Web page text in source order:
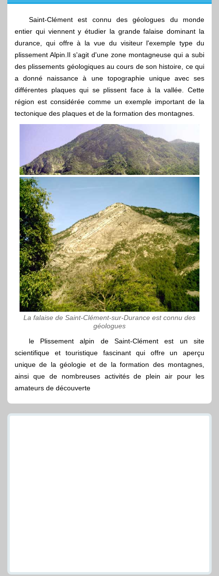
Saint-Clément est connu des géologues du monde
entier qui viennent y étudier la grande falaise dominant la
durance, qui offre à la vue du visiteur l'exemple type du
plissement Alpin.Il s'agit d'une zone montagneuse qui a subi
des plissements géologiques au cours de son histoire, ce qui
a donné naissance à une topographie unique avec ses
différentes plaques qui se plissent face à la vallée. Cette
région est considérée comme un exemple important de la
tectonique des plaques et de la formation des montagnes.
La falaise de Saint-Clément-sur-Durance est connu des
géologues
le Plissement alpin de Saint-Clément est un site
scientifique et touristique fascinant qui offre un aperçu
unique de la géologie et de la formation des montagnes,
ainsi que de nombreuses activités de plein air pour les
amateurs de découverte